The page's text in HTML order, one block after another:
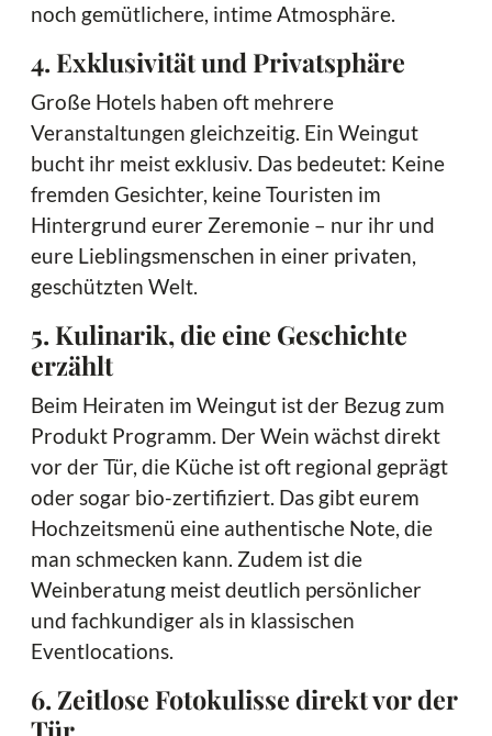
noch gemütlichere, intime Atmosphäre.
4. Exklusivität und Privatsphäre
Große Hotels haben oft mehrere
Veranstaltungen gleichzeitig. Ein Weingut
bucht ihr meist exklusiv. Das bedeutet: Keine
fremden Gesichter, keine Touristen im
Hintergrund eurer Zeremonie – nur ihr und
eure Lieblingsmenschen in einer privaten,
geschützten Welt.
5. Kulinarik, die eine Geschichte
erzählt
Beim Heiraten im Weingut ist der Bezug zum
Produkt Programm. Der Wein wächst direkt
vor der Tür, die Küche ist oft regional geprägt
oder sogar bio-zertifiziert. Das gibt eurem
Hochzeitsmenü eine authentische Note, die
man schmecken kann. Zudem ist die
Weinberatung meist deutlich persönlicher
und fachkundiger als in klassischen
Eventlocations.
6. Zeitlose Fotokulisse direkt vor der